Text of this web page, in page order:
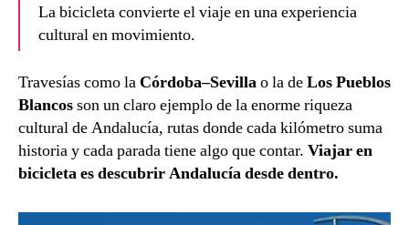
La bicicleta convierte el viaje en una experiencia
cultural en movimiento.
Travesías como laCórdoba–Sevillao la deLos Pueblos
Blancosson un claro ejemplo de la enorme riqueza
cultural de Andalucía, rutas donde cada kilómetro suma
historia y cada parada tiene algo que contar. Viajar en
bicicleta es descubrir Andalucía desde dentro.